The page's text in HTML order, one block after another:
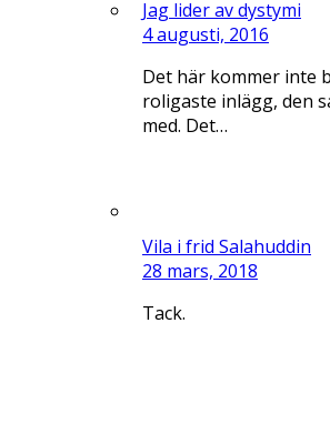
Jag lider av dystymi
4 augusti, 2016
Det här kommer inte
roligaste inlägg, den
med. Det…
Vila i frid Salahuddin
28 mars, 2018
Tack.